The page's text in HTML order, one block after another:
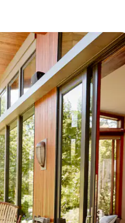
ou en appuyant et en faisant